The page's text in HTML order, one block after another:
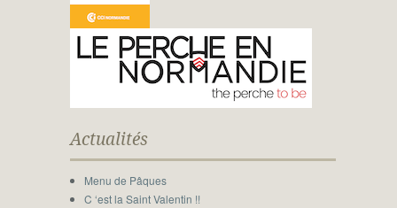
Actualités
Menu de Pâques
C ‘est la Saint Valentin !!